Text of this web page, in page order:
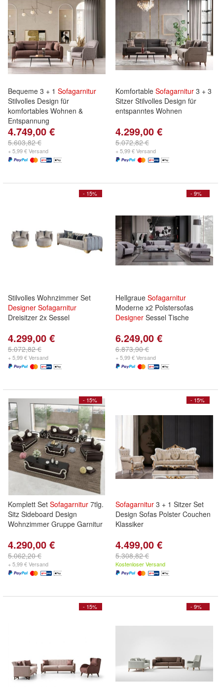
Bequeme 3 + 1 Sofagarnitur
Stilvolles Design für
komfortables Wohnen &
Entspannung
4.749,00 €
5.603,82 €
+ 5,99 € Versand
Komfortable Sofagarnitur 3 + 3
Sitzer Stilvolles Design für
entspanntes Wohnen
4.299,00 €
5.072,82 €
+ 5,99 € Versand
- 15%
Stilvolles Wohnzimmer Set
Designer Sofagarnitur
Dreisitzer 2x Sessel
4.299,00 €
5.072,82 €
+ 5,99 € Versand
- 9%
Hellgraue Sofagarnitur
Moderne x2 Polstersofas
Designer Sessel Tische
6.249,00 €
6.873,90 €
+ 5,99 € Versand
- 15%
Komplett Set Sofagarnitur 7tlg.
Sitz Sideboard Design
Wohnzimmer Gruppe Garnitur
4.290,00 €
5.062,20 €
+ 5,99 € Versand
- 15%
Sofagarnitur 3 + 1 Sitzer Set
Design Sofas Polster Couchen
Klassiker
4.499,00 €
5.308,82 €
Kostenloser Versand
- 15% - 9%